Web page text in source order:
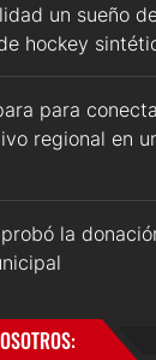
un sueño
hockey
para
regional en
la